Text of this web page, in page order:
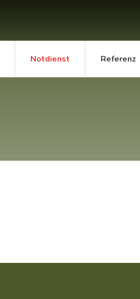
Notdienst Referenz